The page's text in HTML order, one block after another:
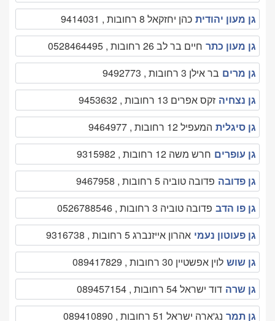
גן מעון יהודית כהן יחזקאל 8 רחובות , 9414031
גן מעון כתר חיים בר לב 26 רחובות , 0528464495
גן מרים בר אילן 3 רחובות , 9492773
גן נצחיה זקס אפרים 13 רחובות , 9453632
גן סיגלית המעפיל 12 רחובות , 9464977
גן עופרים חרש משה 12 רחובות , 9315982
גן פדובה פדובה טוביה 5 רחובות , 9467958
גן פו הדב פדובה טוביה 3 רחובות , 0526788546
גן פעוטון נעמי אהרון אייזנברג 5 רחובות , 9316738
גן שוש לוין אפשטיין 30 רחובות , 089417829
גן שרה דוד ישראל 54 רחובות , 089457154
גן תמר נג'ארה ישראל 51 רחובות , 089410890